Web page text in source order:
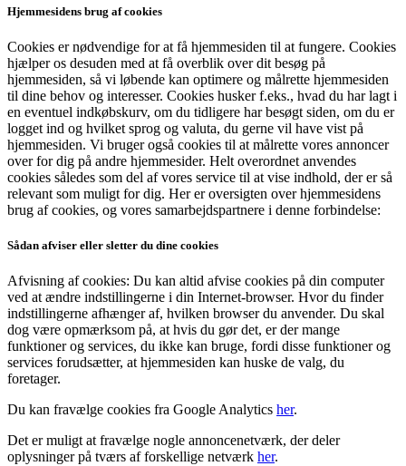
Hjemmesidens brug af cookies
Cookies er nødvendige for at få hjemmesiden til at fungere. Cookies
hjælper os desuden med at få overblik over dit besøg på
hjemmesiden, så vi løbende kan optimere og målrette hjemmesiden
til dine behov og interesser. Cookies husker f.eks., hvad du har lagt i
en eventuel indkøbskurv, om du tidligere har besøgt siden, om du er
logget ind og hvilket sprog og valuta, du gerne vil have vist på
hjemmesiden. Vi bruger også cookies til at målrette vores annoncer
over for dig på andre hjemmesider. Helt overordnet anvendes
cookies således som del af vores service til at vise indhold, der er så
relevant som muligt for dig. Her er oversigten over hjemmesidens
brug af cookies, og vores samarbejdspartnere i denne forbindelse:
Sådan afviser eller sletter du dine cookies
Afvisning af cookies: Du kan altid afvise cookies på din computer
ved at ændre indstillingerne i din Internet-browser. Hvor du finder
indstillingerne afhænger af, hvilken browser du anvender. Du skal
dog være opmærksom på, at hvis du gør det, er der mange
funktioner og services, du ikke kan bruge, fordi disse funktioner og
services forudsætter, at hjemmesiden kan huske de valg, du
foretager.
Du kan fravælge cookies fra Google Analytics her.
Det er muligt at fravælge nogle annoncenetværk, der deler
oplysninger på tværs af forskellige netværk her.